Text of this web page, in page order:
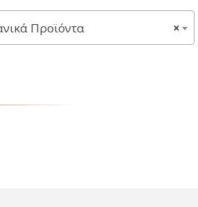
×
Προϊόντα